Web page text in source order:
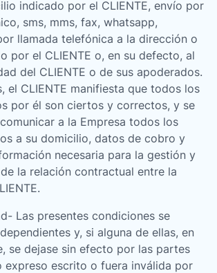
indicado por el CLIENTE, envío por
sms, mms, fax, whatsapp,
llamada telefónica a la dirección o
por el CLIENTE o, en su defecto, al
del CLIENTE o de sus apoderados.
el CLIENTE manifiesta que todos los
por él son ciertos y correctos, y se
a la Empresa todos los
a su domicilio, datos de cobro y
necesaria para la gestión y
la relación contractual entre la
Las presentes condiciones se
y, si alguna de ellas, en
se dejase sin efecto por las partes
expreso escrito o fuera inválida por